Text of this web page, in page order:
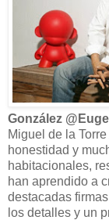
González
Miguel de la
honestidad y
habitacionales,
han aprendido a
destacadas
los detalles y un